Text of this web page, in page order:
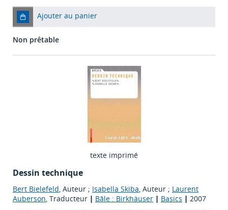
Ajouter au panier
Non prêtable
texte imprimé
Dessin technique
Bert Bielefeld, Auteur ; Isabella Skiba, Auteur ; Laurent
Auberson, Traducteur | Bâle : Birkhäuser | Basics | 2007